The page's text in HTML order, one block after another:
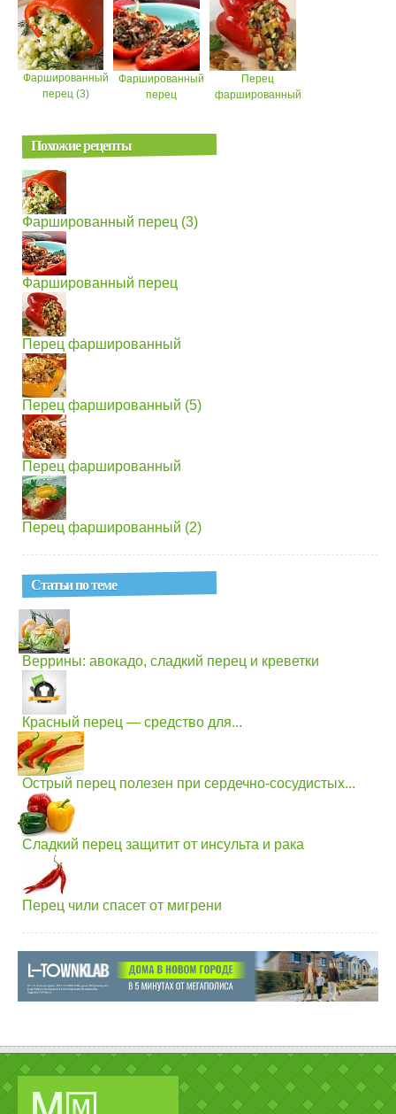
Фаршированный
перец (3)
Фаршированный
перец
Перец
фаршированный
Похожие рецепты
Фаршированный перец (3)
Фаршированный перец
Перец фаршированный
Перец фаршированный (5)
Перец фаршированный
Перец фаршированный (2)
Статьи по теме
Веррины: авокадо, сладкий перец и креветки
Красный перец — средство для...
Острый перец полезен при сердечно-сосудистых...
Сладкий перец защитит от инсульта и рака
Перец чили спасет от мигрени